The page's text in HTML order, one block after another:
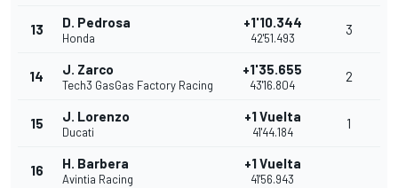
13 D. Pedrosa
Honda
+1'10.344
42'51.493
3
14 J. Zarco
Tech3 GasGas Factory Racing
+1'35.655
43'16.804
2
15 J. Lorenzo
Ducati
+1 Vuelta
41'44.184
1
16 H. Barbera
Avintia Racing
+1 Vuelta
41'56.943